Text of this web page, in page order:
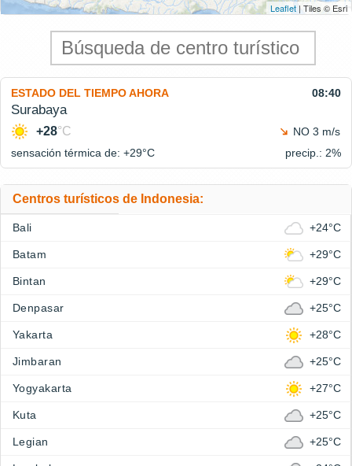
Leaflet | Tiles © Esri
ESTADO DEL TIEMPO AHORA 08:40
Surabaya
+28°C
NO 3 m/s
sensación térmica de: +29°C precip.: 2%
Centros turísticos de Indonesia:
Bali +24°C
Batam +29°C
Bintan +29°C
Denpasar +25°C
Yakarta +28°C
Jimbaran +25°C
Yogyakarta +27°C
Kuta +25°C
Legian +25°C